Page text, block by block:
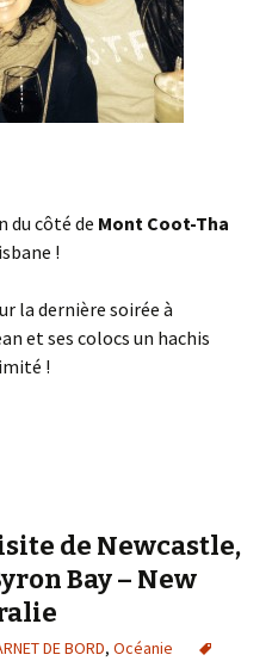
du côté de Mont Coot-Tha
!
la dernière soirée à
et ses colocs un hachis
!
de Newcastle,
Bay – New
DE BORD, Océanie